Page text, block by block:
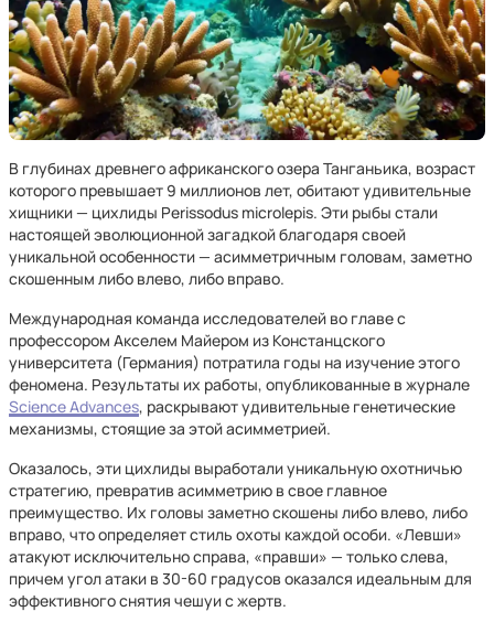
В глубинах древнего африканского озера Танганьика, возраст
которого превышает 9 миллионов лет, обитают удивительные
хищники — цихлиды Perissodus microlepis. Эти рыбы стали
настоящей эволюционной загадкой благодаря своей
уникальной особенности — асимметричным головам, заметно
скошенным либо влево, либо вправо.
Международная команда исследователей во главе с
профессором Акселем Майером из Констанцского
университета (Германия) потратила годы на изучение этого
феномена. Результаты их работы, опубликованные в журнале
Science Advances, раскрывают удивительные генетические
механизмы, стоящие за этой асимметрией.
Оказалось, эти цихлиды выработали уникальную охотничью
стратегию, превратив асимметрию в свое главное
преимущество. Их головы заметно скошены либо влево, либо
вправо, что определяет стиль охоты каждой особи. «Левши»
атакуют исключительно справа, «правши» — только слева,
причем угол атаки в 30-60 градусов оказался идеальным для
эффективного снятия чешуи с жертв.